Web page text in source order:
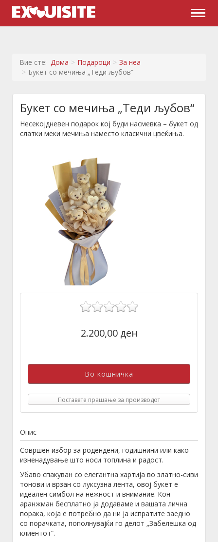
Вие сте: Дома Подароци
За неа
Букет со мечиња „Теди љубов“
Букет со мечиња „Теди љубов“
Несекојдневен подарок кој буди насмевка – букет од
слатки меки мечиња наместо класични цвеќиња.
2.200,00 ден
Поставете прашање за производот
Опис
Совршен избор за родендени, годишнини или како
изненадување што носи топлина и радост.
Убаво спакуван со елегантна хартија во златно-сиви
тонови и врзан со луксузна лента, овој букет е
идеален симбол на нежност и внимание. Кон
аранжман бесплатно ја додаваме и вашата лична
порака, која е потребно да ни ја испратите заедно
со порачката, пополнувајќи го делот „Забелешка од
клиентот“.